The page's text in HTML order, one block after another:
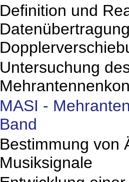
Definition und
Untersuchung
MASI -
Band
Bestimmung von
Musiksignale